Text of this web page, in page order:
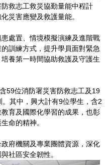
救志工救災協勤量能中程計
災害應變及救護量能。
處置、情境模擬演練及進階戰
訓練方式，提升學員面對緊急
養第一時間協助救護及守護生
59位消防署災害防救志工及19
其中，興大計有9位學生，含2
育及國際化學習的成果，也彰
命的精神。
府機關及專業團體資源，深化
社區安全韌性。